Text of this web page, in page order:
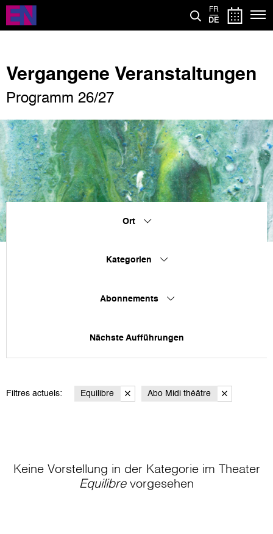
Direkt
zum
Inhalt
FR
DE
Vergangene Veranstaltungen
Programm 26/27
Ort
Kategorien
Abonnements
Nächste Aufführungen
Filtres actuels: Equilibre Abo Midi théâtre
Keine Vorstellung in der Kategorie im Theater
Equilibrevorgesehen